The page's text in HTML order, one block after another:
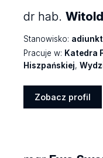
dr hab.
Stanowisko: adiunkt
Pracuje w: Katedra
Hiszpańskiej,
Zobacz profil